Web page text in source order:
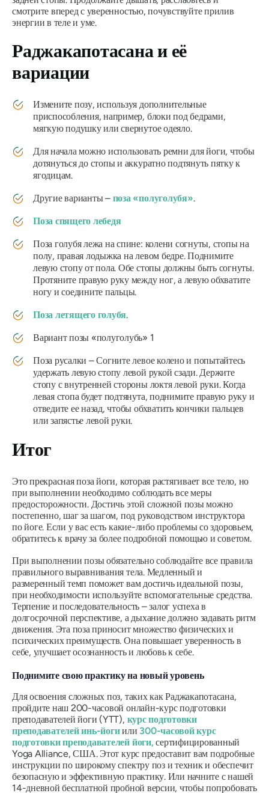
смотрите вперед с уверенностью, почувствуйте прилив
энергии в теле и уме.
Раджакапотасанаи её
вариации
Измените позу, используя дополнительные
приспособления, например, блоки под бедрами,
мягкую подушку или свернутое одеяло.
Для начала можно использовать ремни для йоги, чтобы
дотянуться до стопы и аккуратно подтянуть пятку к
ягодицам.
Другие варианты – поза «полуголубя».
Поза спящего лебедя
Поза голубя лежа на спине: колени согнуты, стопы на
полу, правая лодыжка на левом бедре. Поднимите
левую стопу от пола. Обе стопы должны быть согнуты.
Протяните правую руку между ног, а левую обхватите
ногу и соедините пальцы.
Поза летящего голубя.
Вариант позы «полуголубь» 1
Поза русалки – Согните левое колено и попытайтесь
удержать левую стопу левой рукой сзади. Держите
стопу с внутренней стороны локтя левой руки. Когда
левая стопа будет подтянута, поднимите правую руку и
отведите ее назад, чтобы обхватить кончики пальцев
или запястье левой руки.
Итог
Это прекрасная поза йоги, которая растягивает все тело, но
при выполнении необходимо соблюдать все меры
предосторожности. Достичь этой сложной позы можно
постепенно, шаг за шагом, под руководством инструктора
по йоге. Если у вас есть какие-либо проблемы со здоровьем,
обратитесь к врачу за более подробной помощью и советом.
При выполнении позы обязательно соблюдайте все правила
правильного выравнивания тела. Медленный и
размеренный темп поможет вам достичь идеальной позы,
при необходимости используйте вспомогательные средства.
Терпение и последовательность – залог успеха в
долгосрочной перспективе, а дыхание должно задавать ритм
движения. Эта поза приносит множество физических и
психических преимуществ. Она повышает уверенность в
себе, улучшает осознанность и любовь к себе.
Поднимите свою практику на новый уровень
Для освоения сложных поз, таких как Раджакапотасана,
пройдите наш 200-часовой онлайн-курс подготовки
преподавателей йоги (YTT), курс подготовки
преподавателей инь-йогиили 300-часовой курс
подготовки преподавателей йоги,сертифицированный
Yoga Alliance, США. Этот курс предоставит вам подробные
инструкции по широкому спектру поз и техник и обеспечит
безопасную и эффективную практику. Или начните с нашей
14-дневной бесплатной пробной версии, чтобы попробовать